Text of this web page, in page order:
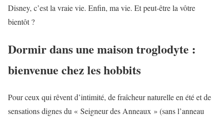
Disney, c’est la vraie vie. Enfin, ma vie. Et peut-être la vôtre
bientôt ?
Dormir dans une maison troglodyte :
bienvenue chez les hobbits
Pour ceux qui rêvent d’intimité, de fraîcheur naturelle en été et de
sensations dignes du « Seigneur des Anneaux » (sans l’anneau